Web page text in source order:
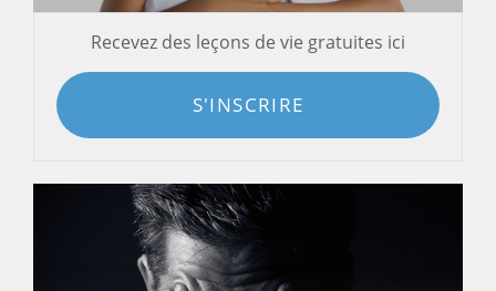
Recevez des leçons de vie gratuites ici
S'INSCRIRE